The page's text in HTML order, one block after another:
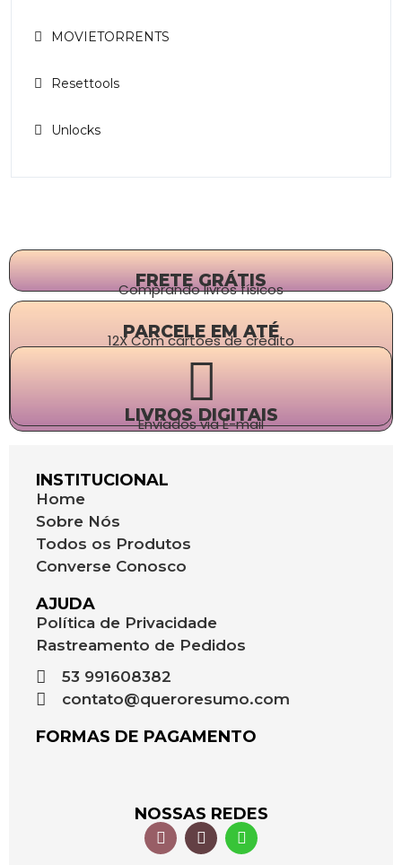
MOVIETORRENTS
Resettools
Unlocks
FRETE GRÁTIS
Comprando livros físicos
PARCELE EM ATÉ
12X Com cartões de crédito
LIVROS DIGITAIS
Enviados via E-mail
INSTITUCIONAL
Home
Sobre Nós
Todos os Produtos
Converse Conosco
AJUDA
Política de Privacidade
Rastreamento de Pedidos
53 991608382
contato@queroresumo.com
FORMAS DE PAGAMENTO
NOSSAS REDES